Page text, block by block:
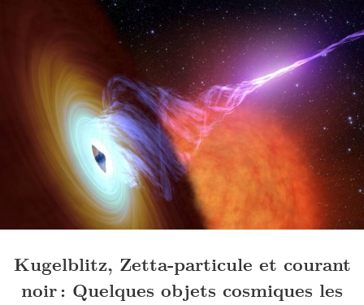
Kugelblitz, Zetta-particule et courant
noir : Quelques objets cosmiques les